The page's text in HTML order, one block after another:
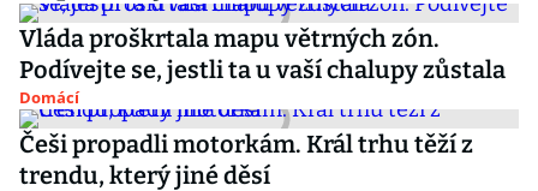
Vláda proškrtala mapu větrných zón.
Podívejte se, jestli ta u vaší chalupy zůstala
Domácí
Češi propadli motorkám. Král trhu těží z
trendu, který jiné děsí